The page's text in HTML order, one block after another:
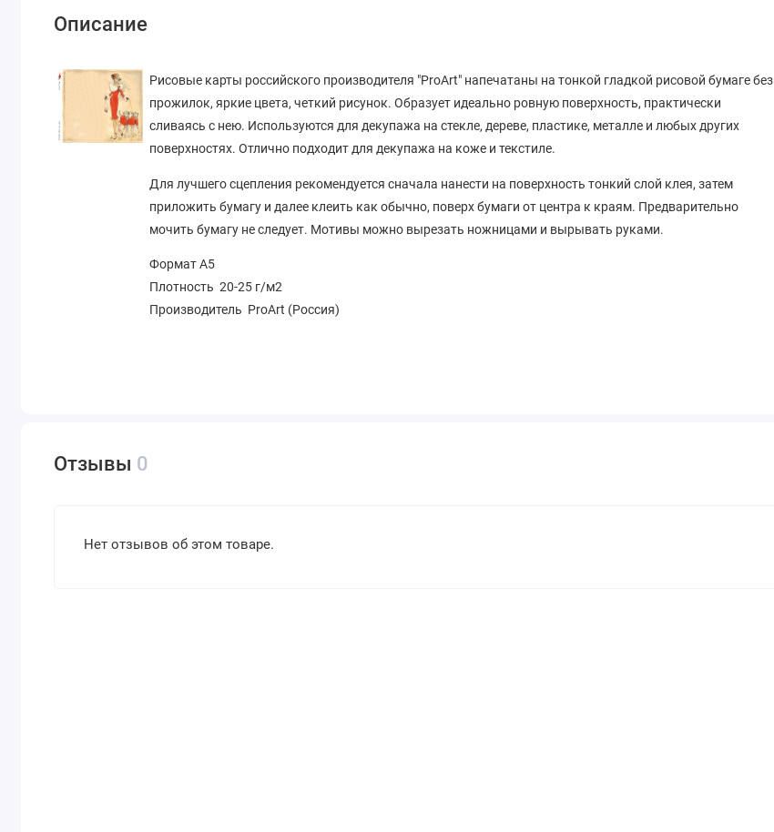
Описание
Рисовые карты российского производителя "ProArt" напечатаны на тонкой гладкой рисовой бумаге без
прожилок, яркие цвета, четкий рисунок. Образует идеально ровную поверхность, практически
сливаясь с нею. Используются для декупажа на стекле, дереве, пластике, металле и любых других
поверхностях. Отлично подходит для декупажа на коже и текстиле.
Для лучшего сцепления рекомендуется сначала нанести на поверхность тонкий слой клея, затем
приложить бумагу и далее клеить как обычно, поверх бумаги от центра к краям. Предварительно
мочить бумагу не следует. Мотивы можно вырезать ножницами и вырывать руками.
Формат А5
Плотность 20-25 г/м2
Производитель ProArt (Россия)
Отзывы 0
Нет отзывов об этом товаре.